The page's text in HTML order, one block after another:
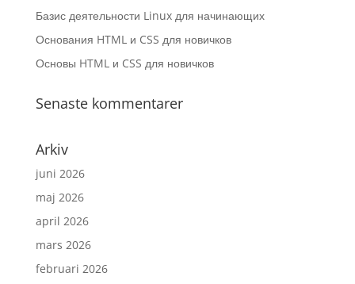
Базис деятельности Linux для начинающих
Основания HTML и CSS для новичков
Основы HTML и CSS для новичков
Senaste kommentarer
Arkiv
juni 2026
maj 2026
april 2026
mars 2026
februari 2026